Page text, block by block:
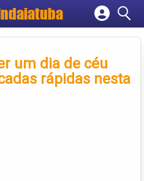
empresa
conta
um dia de céu
rápidas nesta